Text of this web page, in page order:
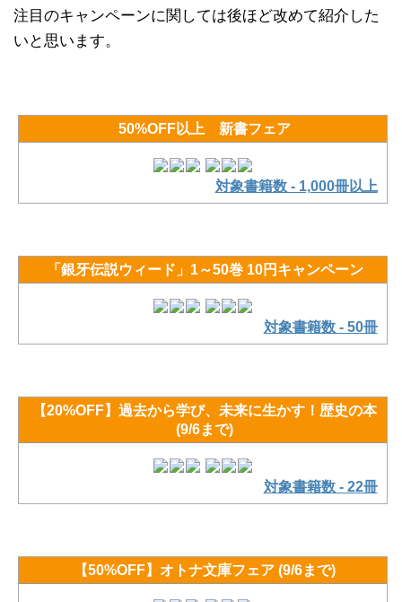
注目のキャンペーンに関しては後ほど改めて紹介した
いと思います。
50%OFF以上 新書フェア
対象書籍数 - 1,000冊以上
「銀牙伝説ウィード」1～50巻 10円キャンペーン
対象書籍数 - 50冊
【20%OFF】過去から学び、未来に生かす！歴史の本
(9/6まで)
対象書籍数 - 22冊
【50%OFF】オトナ文庫フェア (9/6まで)